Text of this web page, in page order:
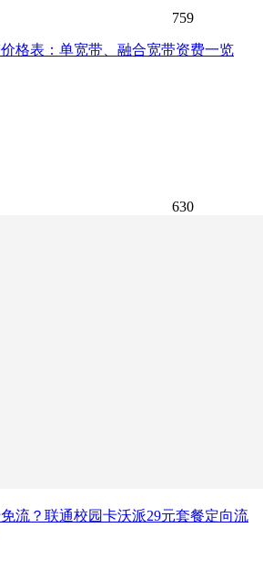
759
格表：单宽带、融合宽带资费一览
630
流？联通校园卡沃派29元套餐定向流